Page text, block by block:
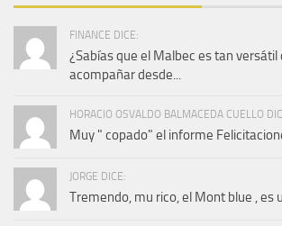
FINANCE DICE:
¿Sabías que el Malbec es tan versátil
acompañar desde...
HORACIO OSVALDO BALMACEDA CUELLO
Muy " copado" el informe
JORGE DICE:
Tremendo, mu rico, el Mont blue , es